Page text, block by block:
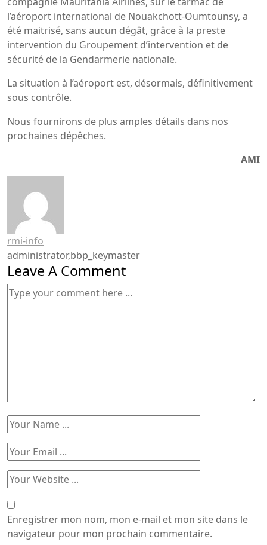
l’aéroport international de Nouakchott-Oumtounsy, a
été maitrisé, sans aucun dégât, grâce à la preste
intervention du Groupement d’intervention et de
sécurité de la Gendarmerie nationale.
La situation à l’aéroport est, désormais, définitivement
sous contrôle.
Nous fournirons de plus amples détails dans nos
prochaines dépêches.
AMI
rmi-info
administrator,bbp_keymaster
Leave A Comment
Enregistrer mon nom, mon e-mail et mon site dans le
navigateur pour mon prochain commentaire.